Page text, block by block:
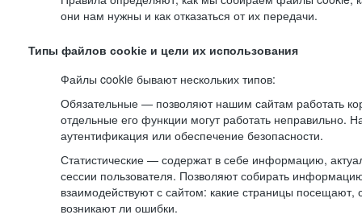
они нам нужны и как отказаться от их передачи.
Типы файлов cookie и цели их использования
Файлы cookie бывают нескольких типов:
Обязательные — позволяют нашим сайтам работать
отдельные его функции могут работать неправильно.
аутентификация или обеспечение безопасности.
Статистические — содержат в себе информацию,
сессии пользователя. Позволяют собирать
взаимодействуют с сайтом: какие страницы посещают,
возникают ли ошибки.